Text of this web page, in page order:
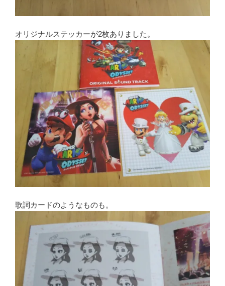
オリジナルステッカーが2枚ありました。
歌詞カードのようなものも。